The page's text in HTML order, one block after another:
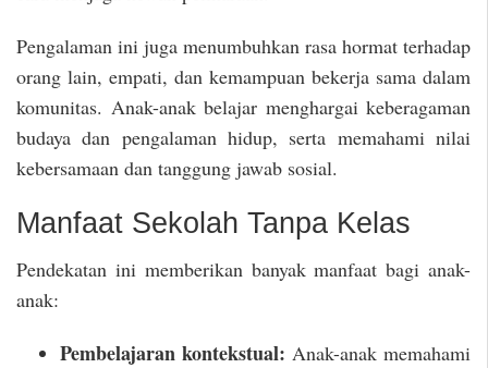
Pengalaman ini juga menumbuhkan rasa hormat terhadap
orang lain, empati, dan kemampuan bekerja sama dalam
komunitas. Anak-anak belajar menghargai keberagaman
budaya dan pengalaman hidup, serta memahami nilai
kebersamaan dan tanggung jawab sosial.
Manfaat Sekolah Tanpa Kelas
Pendekatan ini memberikan banyak manfaat bagi anak-
anak:
Pembelajaran kontekstual: Anak-anak memahami